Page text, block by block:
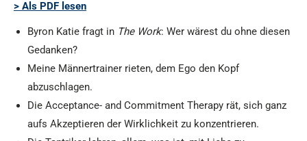
> Als PDF lesen
Byron Katie fragt in The Work: Wer wärest du ohne diesen
Gedanken?
Meine Männertrainer rieten, dem Ego den Kopf
abzuschlagen.
Die Acceptance- and Commitment Therapy rät, sich ganz
aufs Akzeptieren der Wirklichkeit zu konzentrieren.